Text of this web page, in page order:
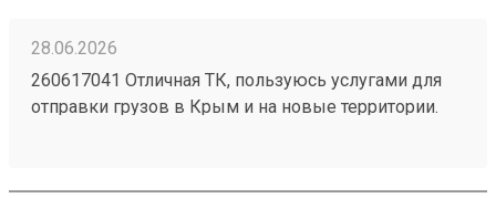
28.06.2026
260617041 Отличная ТК, пользуюсь услугами для
отправки грузов в Крым и на новые территории.
отправления считаются хрупкими, повреждения